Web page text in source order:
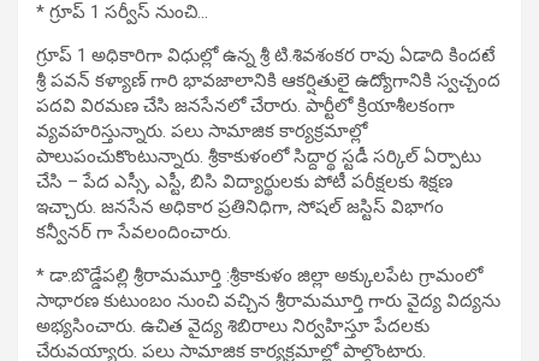
* గ్రూప్ 1 సర్వీస్ నుంచి…
గ్రూప్ 1 అధికారిగా విధుల్లో ఉన్న శ్రీ టి.శివశంకర రావు ఏడాది కిందటే
శ్రీ పవన్ కళ్యాణ్ గారి భావజాలానికి ఆకర్షితులై ఉద్యోగానికి స్వచ్చంద
పదవి విరమణ చేసి జనసేనలో చేరారు. పార్టీలో క్రియాశీలకంగా
వ్యవహరిస్తున్నారు. పలు సామాజిక కార్యక్రమాల్లో
పాలుపంచుకొంటున్నారు. శ్రీకాకుళంలో సిద్దార్థ స్టడీ సర్కిల్ ఏర్పాటు
చేసి – పేద ఎస్సీ, ఎస్టీ, బిసి విద్యార్థులకు పోటీ పరీక్షలకు శిక్షణ
ఇచ్చారు. జనసేన అధికార ప్రతినిధిగా, సోషల్ జస్టిస్ విభాగం
కన్వీనర్ గా సేవలందించారు.
* డా.బొడ్డేపల్లి శ్రీరామమూర్తి :శ్రీకాకుళం జిల్లా అక్కులపేట గ్రామంలో
సాధారణ కుటుంబం నుంచి వచ్చిన శ్రీరామమూర్తి గారు వైద్య విద్యను
అభ్యసించారు. ఉచిత వైద్య శిబిరాలు నిర్వహిస్తూ పేదలకు
చేరువయ్యారు. పలు సామాజిక కార్యక్రమాల్లో పాల్గొంటారు.